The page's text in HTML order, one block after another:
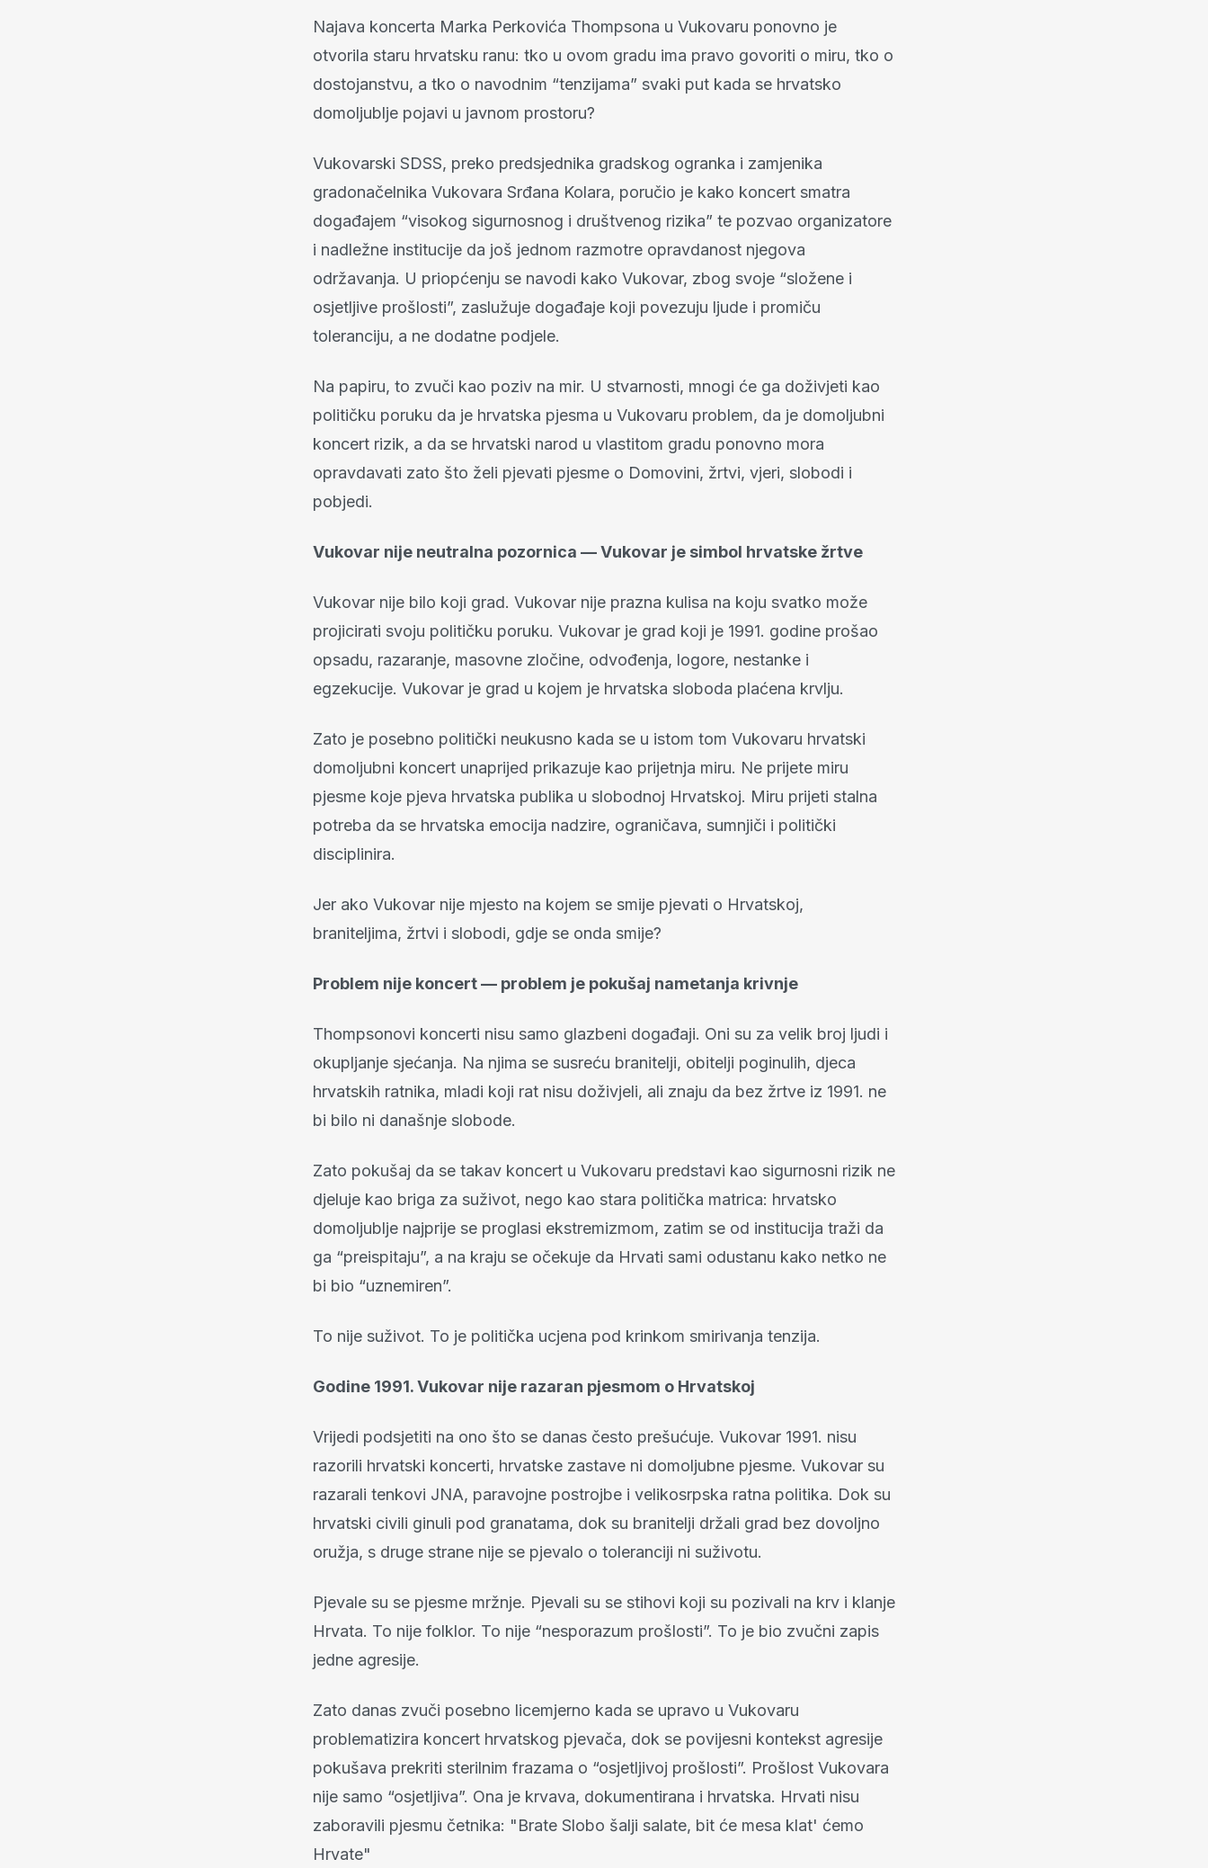
Najava koncerta Marka Perkovića Thompsona u Vukovaru ponovno je
otvorila staru hrvatsku ranu: tko u ovom gradu ima pravo govoriti o miru, tko o
dostojanstvu, a tko o navodnim “tenzijama” svaki put kada se hrvatsko
domoljublje pojavi u javnom prostoru?
Vukovarski SDSS, preko predsjednika gradskog ogranka i zamjenika
gradonačelnika Vukovara Srđana Kolara, poručio je kako koncert smatra
događajem “visokog sigurnosnog i društvenog rizika” te pozvao organizatore
i nadležne institucije da još jednom razmotre opravdanost njegova
održavanja. U priopćenju se navodi kako Vukovar, zbog svoje “složene i
osjetljive prošlosti”, zaslužuje događaje koji povezuju ljude i promiču
toleranciju, a ne dodatne podjele.
Na papiru, to zvuči kao poziv na mir. U stvarnosti, mnogi će ga doživjeti kao
političku poruku da je hrvatska pjesma u Vukovaru problem, da je domoljubni
koncert rizik, a da se hrvatski narod u vlastitom gradu ponovno mora
opravdavati zato što želi pjevati pjesme o Domovini, žrtvi, vjeri, slobodi i
pobjedi.
Vukovar nije neutralna pozornica — Vukovar je simbol hrvatske žrtve
Vukovar nije bilo koji grad. Vukovar nije prazna kulisa na koju svatko može
projicirati svoju političku poruku. Vukovar je grad koji je 1991. godine prošao
opsadu, razaranje, masovne zločine, odvođenja, logore, nestanke i
egzekucije. Vukovar je grad u kojem je hrvatska sloboda plaćena krvlju.
Zato je posebno politički neukusno kada se u istom tom Vukovaru hrvatski
domoljubni koncert unaprijed prikazuje kao prijetnja miru. Ne prijete miru
pjesme koje pjeva hrvatska publika u slobodnoj Hrvatskoj. Miru prijeti stalna
potreba da se hrvatska emocija nadzire, ograničava, sumnjiči i politički
disciplinira.
Jer ako Vukovar nije mjesto na kojem se smije pjevati o Hrvatskoj,
braniteljima, žrtvi i slobodi, gdje se onda smije?
Problem nije koncert — problem je pokušaj nametanja krivnje
Thompsonovi koncerti nisu samo glazbeni događaji. Oni su za velik broj ljudi i
okupljanje sjećanja. Na njima se susreću branitelji, obitelji poginulih, djeca
hrvatskih ratnika, mladi koji rat nisu doživjeli, ali znaju da bez žrtve iz 1991. ne
bi bilo ni današnje slobode.
Zato pokušaj da se takav koncert u Vukovaru predstavi kao sigurnosni rizik ne
djeluje kao briga za suživot, nego kao stara politička matrica: hrvatsko
domoljublje najprije se proglasi ekstremizmom, zatim se od institucija traži da
ga “preispitaju”, a na kraju se očekuje da Hrvati sami odustanu kako netko ne
bi bio “uznemiren”.
To nije suživot. To je politička ucjena pod krinkom smirivanja tenzija.
Godine 1991. Vukovar nije razaran pjesmom o Hrvatskoj
Vrijedi podsjetiti na ono što se danas često prešućuje. Vukovar 1991. nisu
razorili hrvatski koncerti, hrvatske zastave ni domoljubne pjesme. Vukovar su
razarali tenkovi JNA, paravojne postrojbe i velikosrpska ratna politika. Dok su
hrvatski civili ginuli pod granatama, dok su branitelji držali grad bez dovoljno
oružja, s druge strane nije se pjevalo o toleranciji ni suživotu.
Pjevale su se pjesme mržnje. Pjevali su se stihovi koji su pozivali na krv i klanje
Hrvata. To nije folklor. To nije “nesporazum prošlosti”. To je bio zvučni zapis
jedne agresije.
Zato danas zvuči posebno licemjerno kada se upravo u Vukovaru
problematizira koncert hrvatskog pjevača, dok se povijesni kontekst agresije
pokušava prekriti sterilnim frazama o “osjetljivoj prošlosti”. Prošlost Vukovara
nije samo “osjetljiva”. Ona je krvava, dokumentirana i hrvatska. Hrvati nisu
zaboravili pjesmu četnika: "Brate Slobo šalji salate, bit će mesa klat' ćemo
Hrvate"